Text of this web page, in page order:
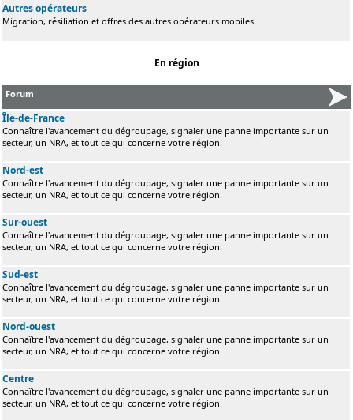
Autres opérateurs
Migration, résiliation et offres des autres opérateurs mobiles
En région
Forum
Île-de-France
Connaître l'avancement du dégroupage, signaler une panne importante sur un
secteur, un NRA, et tout ce qui concerne votre région.
Nord-est
Connaître l'avancement du dégroupage, signaler une panne importante sur un
secteur, un NRA, et tout ce qui concerne votre région.
Sur-ouest
Connaître l'avancement du dégroupage, signaler une panne importante sur un
secteur, un NRA, et tout ce qui concerne votre région.
Sud-est
Connaître l'avancement du dégroupage, signaler une panne importante sur un
secteur, un NRA, et tout ce qui concerne votre région.
Nord-ouest
Connaître l'avancement du dégroupage, signaler une panne importante sur un
secteur, un NRA, et tout ce qui concerne votre région.
Centre
Connaître l'avancement du dégroupage, signaler une panne importante sur un
secteur, un NRA, et tout ce qui concerne votre région.